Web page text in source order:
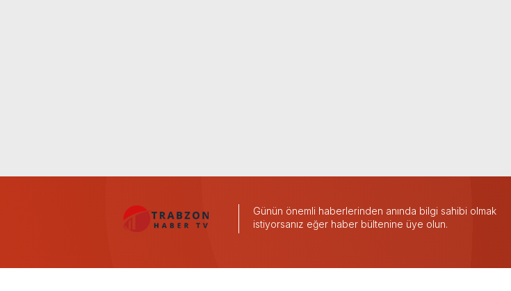
Günün önemli haberlerinden anında bilgi sahibi olmak
istiyorsanız eğer haber bültenine üye olun.